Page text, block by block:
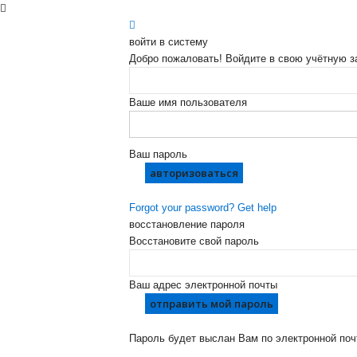
войти в систему
Добро пожаловать! Войдите в свою учётную
Ваше имя пользователя
Ваш пароль
Forgot your password? Get help
восстановление пароля
Восстановите свой пароль
Ваш адрес электронной почты
Пароль будет выслан Вам по электронной